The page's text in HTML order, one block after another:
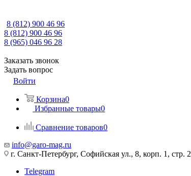
8 (812) 900 46 96
8 (812) 900 46 96
8 (965) 046 96 28
Заказать звонок
Задать вопрос
Войти
Корзина0
Избранные товары0
Сравнение товаров0
info@garo-mag.ru
г. Санкт-Петербург, Софийская ул., 8, корп. 1, стр. 2
Telegram